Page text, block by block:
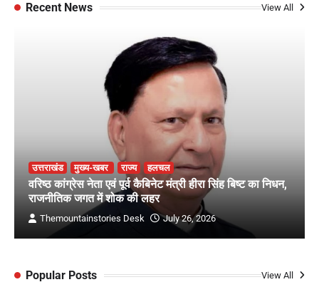
Recent News View All
उत्तराखंड मुख्य-खबर राज्य हलचल
वरिष्ठ कांग्रेस नेता एवं पूर्व कैबिनेट मंत्री हीरा सिंह बिष्ट का निधन,
राजनीतिक जगत में शोक की लहर
Themountainstories Desk July 26, 2026
Popular Posts View All